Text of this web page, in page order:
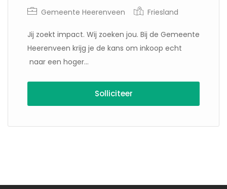
Gemeente Heerenveen Friesland
Jij zoekt impact. Wij zoeken jou. Bij de Gemeente
Heerenveen krijg je de kans om inkoop echt
naar een hoger...